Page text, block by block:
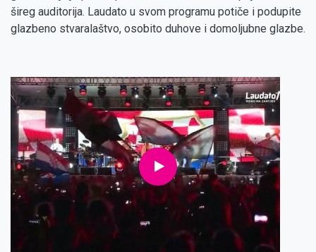
šireg auditorija. Laudato u svom programu potiče i podupite
glazbeno stvaralaštvo, osobito duhove i domoljubne glazbe.